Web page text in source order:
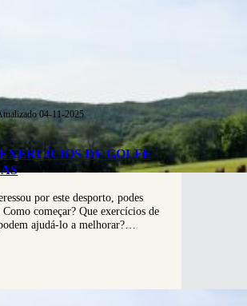
04-11-2025
DE GOLFE
por este desporto, podes
começar? Que exercícios de
ajudá-lo a melhorar?…